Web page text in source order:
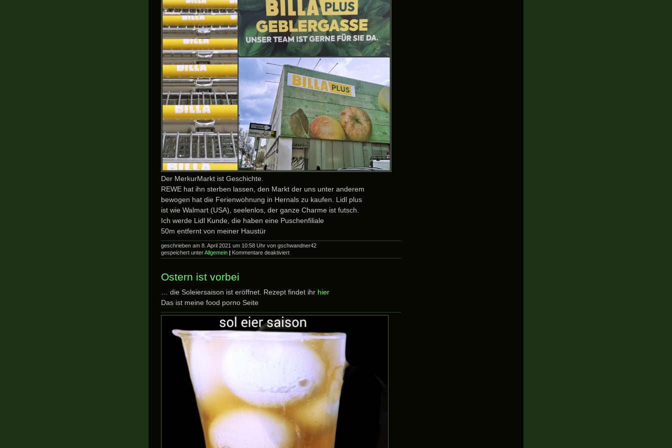
Der MerkurMarkt ist Geschichte.
REWE hat ihn sterben lassen, den Markt der uns unter anderem
bewogen hat die Ferienwohnung in Hernals zu kaufen. Lidl plus
ist wie Walmart (USA), seelenlos, der ganze Charme ist futsch.
Ich werde Lidl Kunde, die haben eine Puschenfiliale
50m entfernt von meiner Haustür
geschrieben am 8. April 2021 um 10:58 Uhr von gschwandner42
gespeichert unterAllgemein | Kommentare deaktiviertfür
das
Ostern ist vorbei
… die Soleiersaison ist eröffnet. Rezept findet ihr hier
Das ist meine food porno Seite